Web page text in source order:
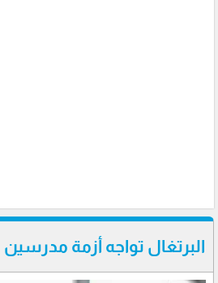
البرتغال تواجه أزمة مدرسين